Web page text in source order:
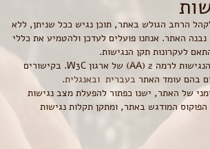
הרחב הגולש באתר, תוכן נגיש ככל שניתן, ללא
האתר. אנחנו פועלים לעדכן ולהטמיע את כללי
לעקרונות תקן הנגישות.
האתר מותאם לדרישות הנגישות לרמה 2 (AA) של ארגון W3C. בקישורים
בהם עומד האתר בעברית ובאנגלית.
של האתר, ישנו כפתור להפעלת מצב נגישות
המודגש באתר, ומתקן תקלות נגישות